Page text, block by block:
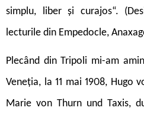
simplu, liber și curajos“.
lecturile din Empedocle,
Plecând din Tripoli mi-am
Veneția, la 11 mai 1908, Hugo
Marie von Thurn und Taxis,